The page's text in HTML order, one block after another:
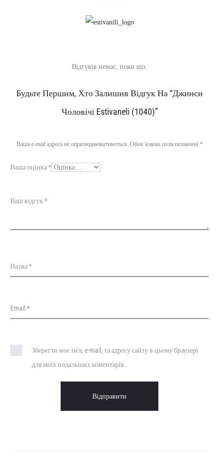
В
у
и
Відгуків немає, поки що.
Будьте Першим, Хто Залишив Відгук На “Джинси
Чоловічі Estivaneli (1040)”
Ваша e-mail адреса не оприлюднюватиметься. Обов’язкові поля позначені *
Ваша оцінка*
Ваш відгук *
Назва*
Email *
Зберегти моє ім'я, e-mail, та адресу сайту в цьому браузері
для моїх подальших коментарів.